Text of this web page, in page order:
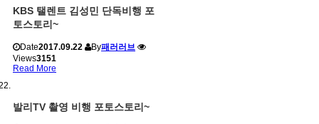
KBS 탤렌트 김성민 단독비행 포
토스토리~
Date2017.09.22 By패러러브
Views3151
Read More
발리TV 촬영 비행 포토스토리~